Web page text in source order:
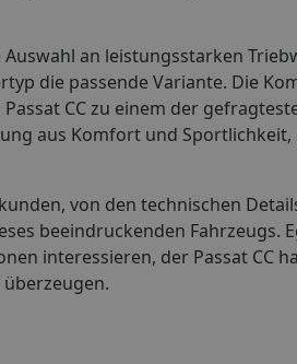
an leistungsstarken
die passende Variante. Die
CC zu einem der
aus Komfort und
von den technischen
beeindruckenden Fahrzeugs.
interessieren, der Passat CC